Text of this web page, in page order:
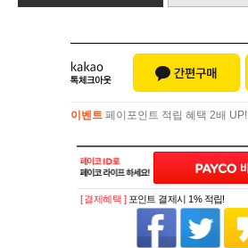
이벤트 페이포인트 적립 혜택 2배 UP!
[ 결제혜택 ] 포인트 결제시 1% 적립!